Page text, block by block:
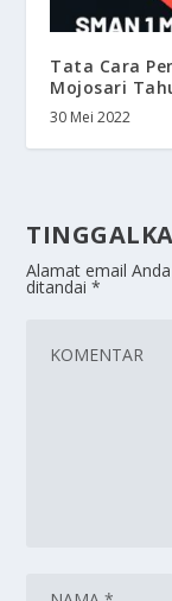
Tata Cara
Mojosari
30 Mei 2022
Alamat email
ditandai*